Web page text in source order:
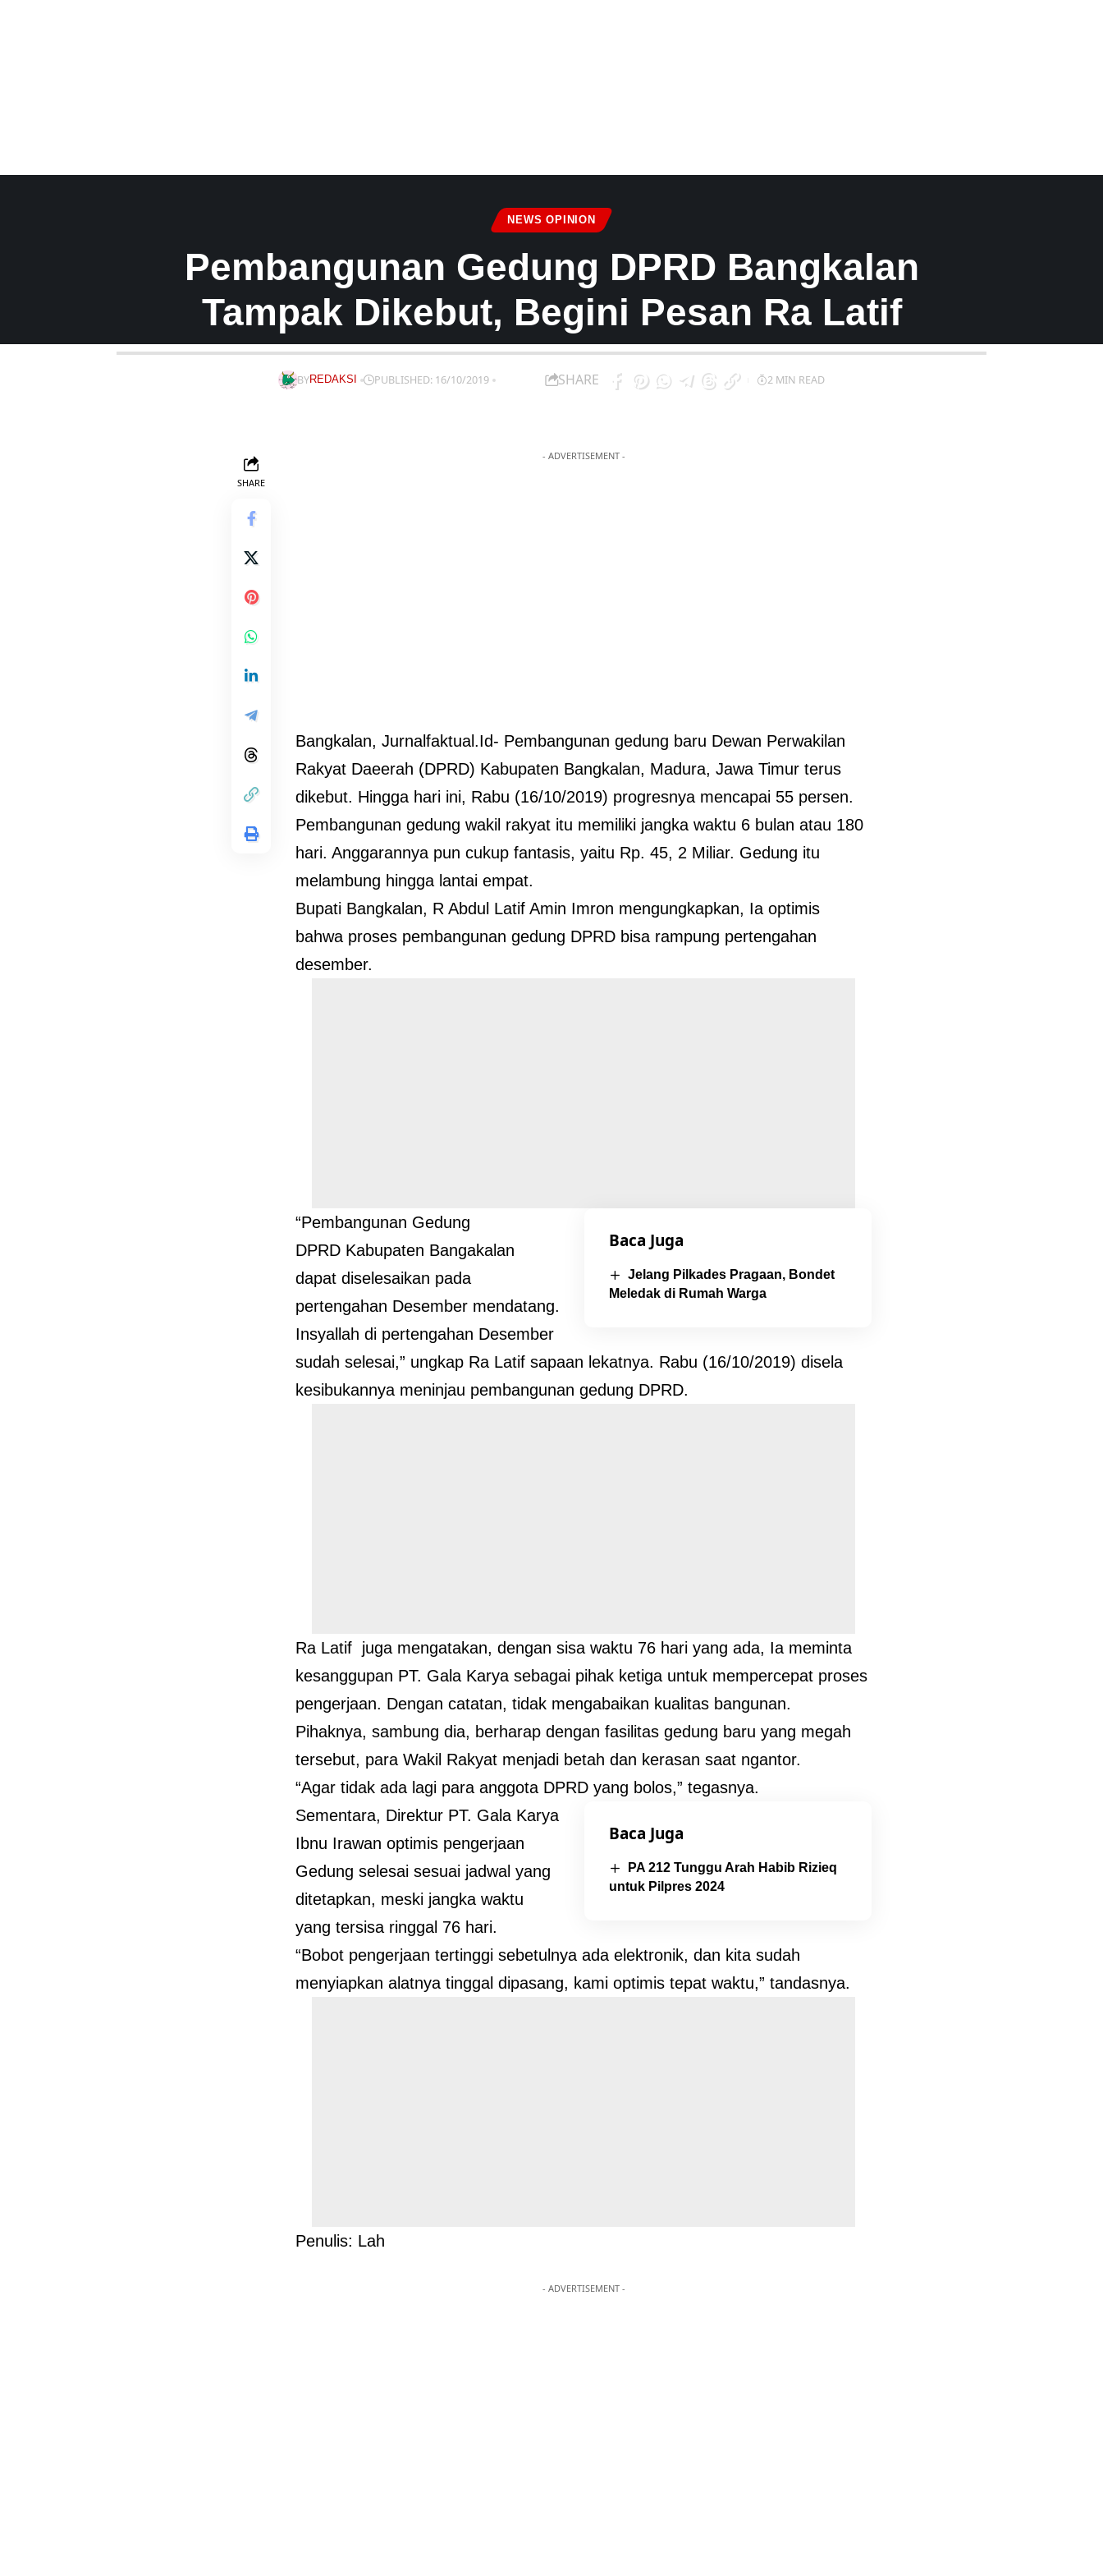
NEWS OPINION
Pembangunan Gedung DPRD Bangkalan
Tampak Dikebut, Begini Pesan Ra Latif
BYREDAKSI PUBLISHED: 16/10/2019 SHARE 2 MIN READ
SHARE
- ADVERTISEMENT -
Bangkalan, Jurnalfaktual.Id- Pembangunan gedung baru Dewan Perwakilan
Rakyat Daeerah (DPRD) Kabupaten Bangkalan, Madura, Jawa Timur terus
dikebut. Hingga hari ini, Rabu (16/10/2019) progresnya mencapai 55 persen.
Pembangunan gedung wakil rakyat itu memiliki jangka waktu 6 bulan atau 180
hari. Anggarannya pun cukup fantasis, yaitu Rp. 45, 2 Miliar. Gedung itu
melambung hingga lantai empat.
Bupati Bangkalan, R Abdul Latif Amin Imron mengungkapkan, Ia optimis
bahwa proses pembangunan gedung DPRD bisa rampung pertengahan
desember.
Baca Juga
Jelang Pilkades Pragaan, Bondet
Meledak di Rumah Warga
“Pembangunan Gedung
DPRD Kabupaten Bangakalan
dapat diselesaikan pada
pertengahan Desember mendatang.
Insyallah di pertengahan Desember
sudah selesai,” ungkap Ra Latif sapaan lekatnya. Rabu (16/10/2019) disela
kesibukannya meninjau pembangunan gedung DPRD.
Ra Latif juga mengatakan, dengan sisa waktu 76 hari yang ada, Ia meminta
kesanggupan PT. Gala Karya sebagai pihak ketiga untuk mempercepat proses
pengerjaan. Dengan catatan, tidak mengabaikan kualitas bangunan.
Pihaknya, sambung dia, berharap dengan fasilitas gedung baru yang megah
tersebut, para Wakil Rakyat menjadi betah dan kerasan saat ngantor.
“Agar tidak ada lagi para anggota DPRD yang bolos,” tegasnya.
Baca Juga
PA 212 Tunggu Arah Habib Rizieq
untuk Pilpres 2024
Sementara, Direktur PT. Gala Karya
Ibnu Irawan optimis pengerjaan
Gedung selesai sesuai jadwal yang
ditetapkan, meski jangka waktu
yang tersisa ringgal 76 hari.
“Bobot pengerjaan tertinggi sebetulnya ada elektronik, dan kita sudah
menyiapkan alatnya tinggal dipasang, kami optimis tepat waktu,” tandasnya.
Penulis: Lah
- ADVERTISEMENT -